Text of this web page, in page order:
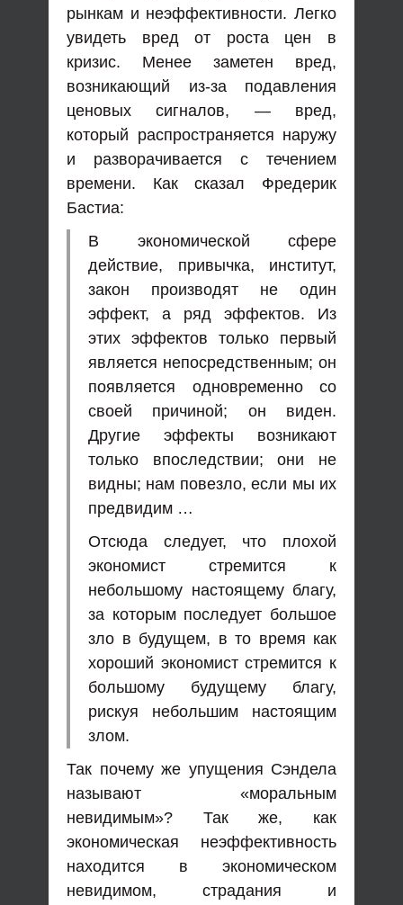
рынкам и неэффективности. Легко
увидеть вред от роста цен в
кризис. Менее заметен вред,
возникающий из-за подавления
ценовых сигналов, — вред,
который распространяется наружу
и разворачивается с течением
времени. Как сказал Фредерик
Бастиа:
В экономической сфере
действие, привычка, институт,
закон производят не один
эффект, а ряд эффектов. Из
этих эффектов только первый
является непосредственным; он
появляется одновременно со
своей причиной; он виден.
Другие эффекты возникают
только впоследствии; они не
видны; нам повезло, если мы их
предвидим …
Отсюда следует, что плохой
экономист стремится к
небольшому настоящему благу,
за которым последует большое
зло в будущем, в то время как
хороший экономист стремится к
большому будущему благу,
рискуя небольшим настоящим
злом.
Так почему же упущения Сэндела
называют «моральным
невидимым»? Так же, как
экономическая неэффективность
находится в экономическом
невидимом, страдания и